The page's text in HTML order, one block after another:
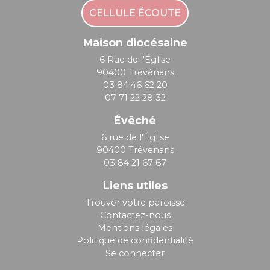
CELLULE ÉCOUTE
Maison diocésaine
6 Rue de l'Église
90400 Trévénans
03 84 46 62 20
07 71 22 28 32
Évêché
6 rue de l'Église
90400 Trévenans
03 84 21 67 67
Liens utiles
Trouver votre paroisse
Contactez-nous
Mentions légales
Politique de confidentialité
Se connecter